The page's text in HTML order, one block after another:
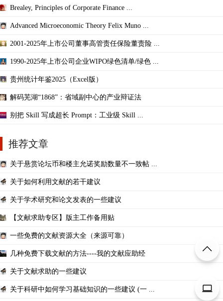
Brealey, Principles of Corporate Finance ...
Advanced Microeconomic Theory Felix Muno ...
2001-2025年上市公司董事高管责任保险董责险 ...
1990-2025年上市公司企业WIPO绿色清单/绿色 ...
贵州统计年鉴2025（Excel版）
解码芜湖“1868”：省域副中心的产业辩证法
别把 Skill 写成超长 Prompt：工业级 Skill ...
推荐文章
关于悬赏论坛币和楼主允诺奖励数量不一致帖 ...
关于如何利用文献的若干建议
关于学术研究和论文发表的一些建议
【文献求助专区】版主工作备用贴
一些免费的文献资源大全（来源可靠）
几种免费下载文献的方法----我的文献应助经
关于文献求助的一些建议
关于科研中如何学习基础知识的一些建议 (一 ...